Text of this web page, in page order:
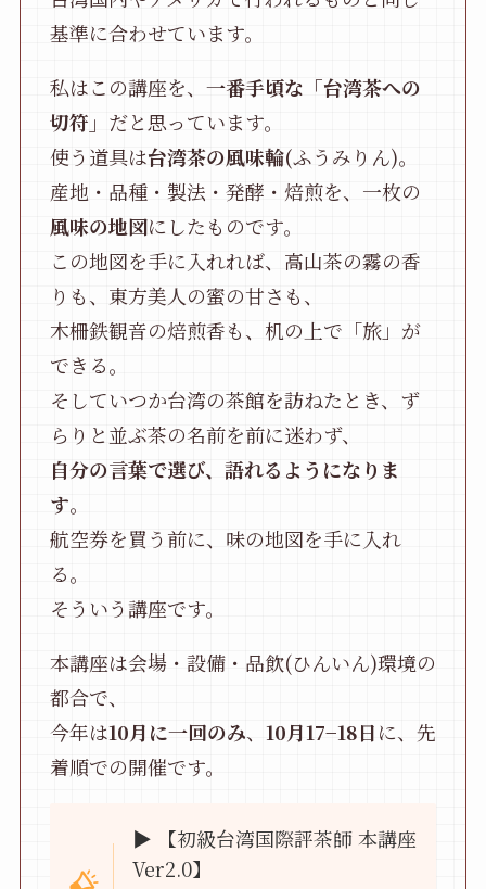
基準に合わせています。
私はこの講座を、 一番手頃な「台湾茶への
切符」 だと思っています。
使う道具は台湾茶の風味輪(ふうみりん)。
産地・品種・製法・発酵・焙煎を、一枚の
風味の地図にしたものです。
この地図を手に入れれば、高山茶の霧の香
りも、東方美人の蜜の甘さも、
木柵鉄観音の焙煎香も、机の上で「旅」が
できる。
そしていつか台湾の茶館を訪ねたとき、ず
らりと並ぶ茶の名前を前に迷わず、
自分の言葉で選び、語れるようになりま
す。
航空券を買う前に、味の地図を手に入れ
る。
そういう講座です。
本講座は会場・設備・品飲(ひんいん)環境の
都合で、
今年は10月に一回のみ、 10月17−18日に、先
着順での開催です。
▶ 【初級台湾国際評茶師 本講座
Ver2.0】